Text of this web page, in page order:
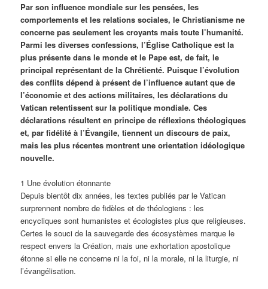
Par son influence mondiale sur les pensées, les
comportements et les relations sociales, le Christianisme ne
concerne pas seulement les croyants mais toute l’humanité.
Parmi les diverses confessions, l’Église Catholique est la
plus présente dans le monde et le Pape est, de fait, le
principal représentant de la Chrétienté. Puisque l’évolution
des conflits dépend à présent de l’influence autant que de
l’économie et des actions militaires, les déclarations du
Vatican retentissent sur la politique mondiale. Ces
déclarations résultent en principe de réflexions théologiques
et, par fidélité à l’Évangile, tiennent un discours de paix,
mais les plus récentes montrent une orientation idéologique
nouvelle.
1 Une évolution étonnante
Depuis bientôt dix années, les textes publiés par le Vatican
surprennent nombre de fidèles et de théologiens : les
encycliques sont humanistes et écologistes plus que religieuses.
Certes le souci de la sauvegarde des écosystèmes marque le
respect envers la Création, mais une exhortation apostolique
étonne si elle ne concerne ni la foi, ni la morale, ni la liturgie, ni
l’évangélisation.